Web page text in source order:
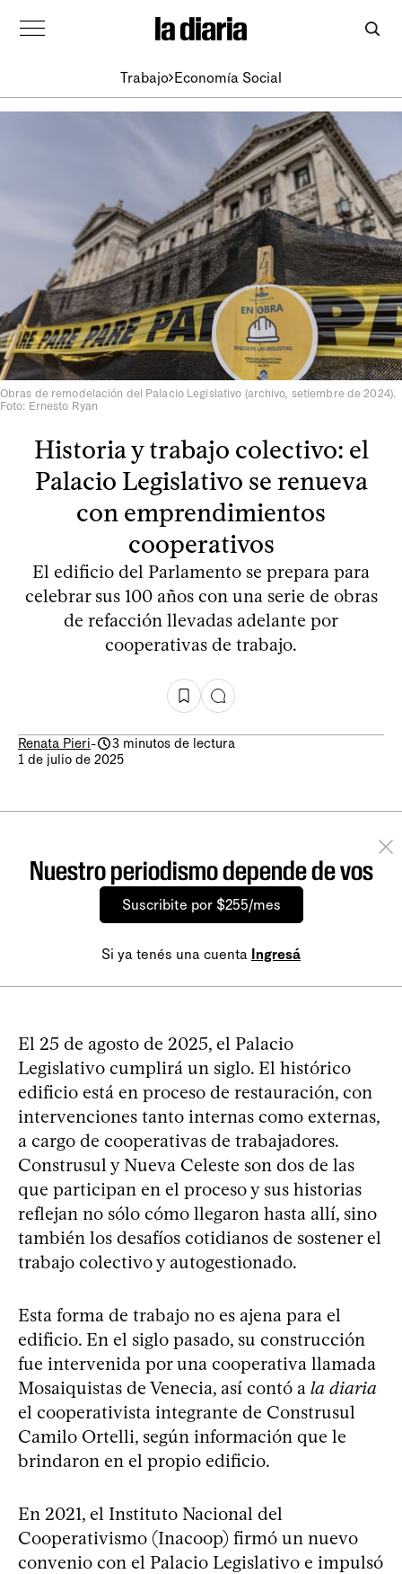
Trabajo Economía Social
Obras de remodelación del Palacio Legislativo (archivo, setiembre de 2024).
Foto: Ernesto Ryan
Historia y trabajo colectivo: el
Palacio Legislativo se renueva
con emprendimientos
cooperativos
El edificio del Parlamento se prepara para
celebrar sus 100 años con una serie de obras
de refacción llevadas adelante por
cooperativas de trabajo.
Renata Pieri-
3 minutos de lectura
1 de julio de 2025
Nuestro periodismo depende de vos
Suscribite por $255/mes
Si ya tenés una cuenta Ingresá
El 25 de agosto de 2025, el Palacio
Legislativo cumplirá un siglo. El histórico
edificio está en proceso de restauración, con
intervenciones tanto internas como externas,
a cargo de cooperativas de trabajadores.
Construsul y Nueva Celeste son dos de las
que participan en el proceso y sus historias
reflejan no sólo cómo llegaron hasta allí, sino
también los desafíos cotidianos de sostener el
trabajo colectivo y autogestionado.
Esta forma de trabajo no es ajena para el
edificio. En el siglo pasado, su construcción
fue intervenida por una cooperativa llamada
Mosaiquistas de Venecia, así contó a la diaria
el cooperativista integrante de Construsul
Camilo Ortelli, según información que le
brindaron en el propio edificio.
En 2021, el Instituto Nacional del
Cooperativismo (Inacoop) firmó un nuevo
convenio con el Palacio Legislativo e impulsó